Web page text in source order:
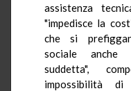
assistenza
"impedisce la
che si
sociale anche
suddetta",
impossibilità